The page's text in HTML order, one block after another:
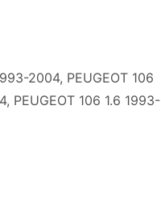
2004, PEUGEOT 106
PEUGEOT 106 1.6 1993-